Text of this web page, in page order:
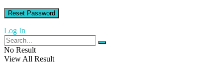
Log In
No Result
View All Result